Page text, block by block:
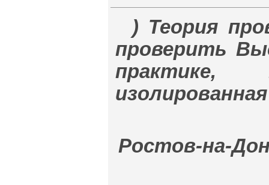
) Теория
проверить
Ростов-на-